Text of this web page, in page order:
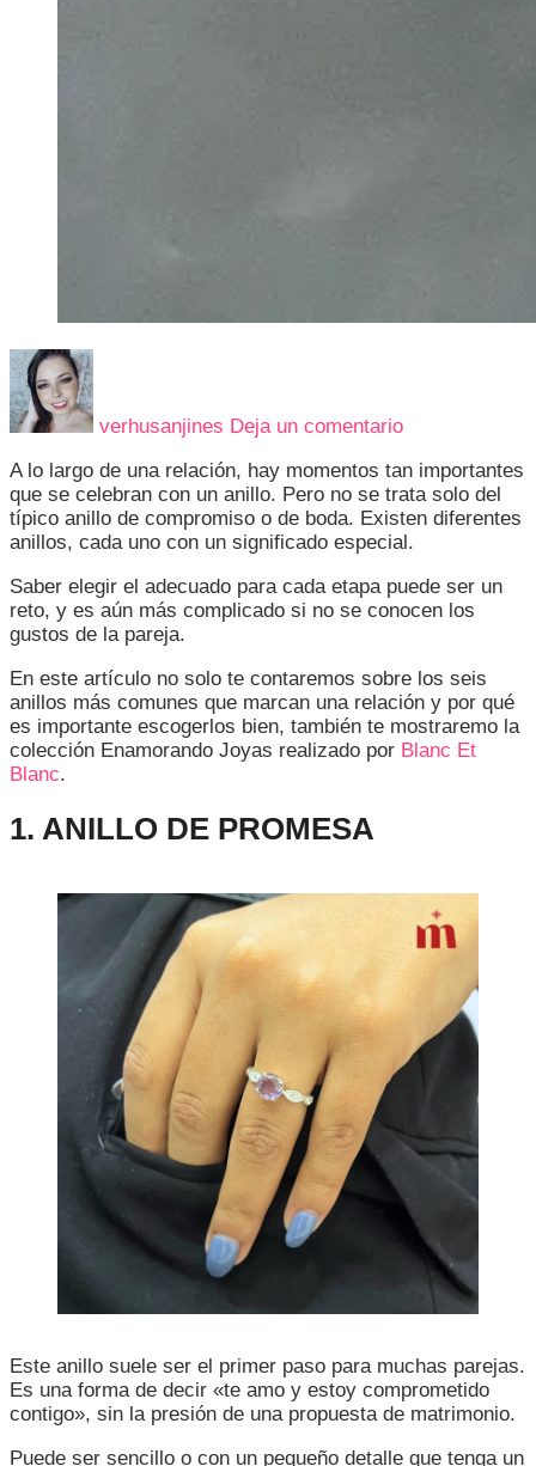
verhusanjines Deja un comentarioA
LA
LISTA
DE
ANILLOS
QUE
NO
SABÍAS
EXISTÍA
A lo largo de una relación, hay momentos tan importantes
que se celebran con un anillo. Pero no se trata solo del
típico anillo de compromiso o de boda. Existen diferentes
anillos, cada uno con un significado especial.
Saber elegir el adecuado para cada etapa puede ser un
reto, y es aún más complicado si no se conocen los
gustos de la pareja.
En este artículo no solo te contaremos sobre los seis
anillos más comunes que marcan una relación y por qué
es importante escogerlos bien, también te mostraremo la
colección Enamorando Joyas realizado por Blanc Et
Blanc.
1. ANILLO DE PROMESA
Este anillo suele ser el primer paso para muchas parejas.
Es una forma de decir «te amo y estoy comprometido
contigo», sin la presión de una propuesta de matrimonio.
Puede ser sencillo o con un pequeño detalle que tenga un